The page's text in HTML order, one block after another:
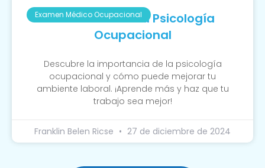
Examen Médico Ocupacional
La Función De La Psicología
Ocupacional
Descubre la importancia de la psicología
ocupacional y cómo puede mejorar tu
ambiente laboral. ¡Aprende más y haz que tu
trabajo sea mejor!
Franklin Belen Ricse 27 de diciembre de 2024